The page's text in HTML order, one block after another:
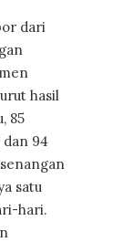
dari
hasil
85
94
satu
hari.